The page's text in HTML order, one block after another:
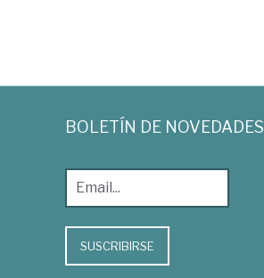
BOLETÍN DE NOVEDADES
SUSCRIBIRSE